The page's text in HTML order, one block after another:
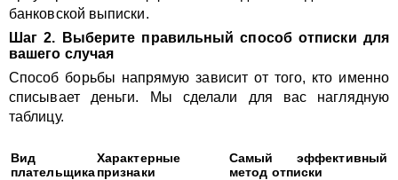
банковской выписки.
Шаг 2. Выберите правильный способ отписки для
вашего случая
Способ борьбы напрямую зависит от того, кто именно
списывает деньги. Мы сделали для вас наглядную
таблицу.
Вид
плательщика
Характерные
признаки
Самый эффективный
метод отписки